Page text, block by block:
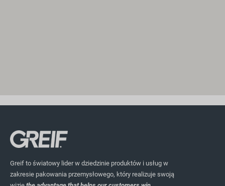
Greif to światowy lider w dziedzinie produktów i usług w
zakresie pakowania przemysłowego, który realizuje swoją